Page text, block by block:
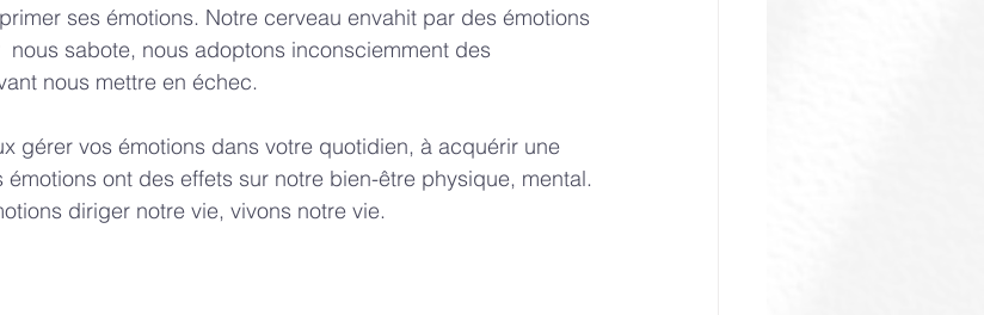
ses émotions. Notre cerveau envahit par des émotions
nous sabote, nous adoptons inconsciemment des
nous mettre en échec.
gérer vos émotions dans votre quotidien, à acquérir une
ont des effets sur notre bien-être physique, mental.
diriger notre vie, vivons notre vie.